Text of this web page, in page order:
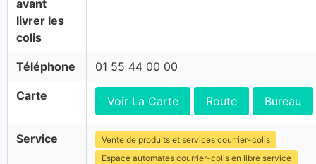
avant
livrer les
colis
Téléphone 01 55 44 00 00
Carte Voir La Carte Route Bureau
Service
Vente de produits et services courrier-colis
Espace automates courrier-colis en libre service